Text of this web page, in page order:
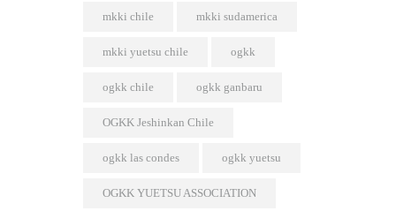
mkki chile mkki sudamerica
mkki yuetsu chile ogkk
ogkk chile ogkk ganbaru
OGKK Jeshinkan Chile
ogkk las condes ogkk yuetsu
OGKK YUETSU ASSOCIATION